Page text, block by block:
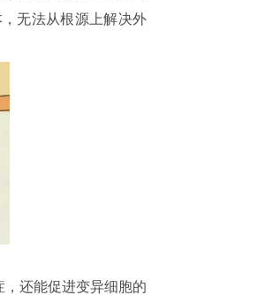
无法从根源上解决外
还能促进变异细胞的